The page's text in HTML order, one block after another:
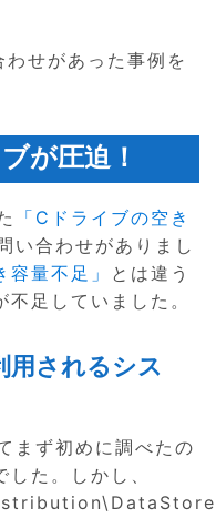
せがあった事例を
が圧迫！
「Cドライブの空き
い合わせがありまし
容量不足」 とは違う
足していました。
されるシス
まず初めに調べたの
した。しかし、